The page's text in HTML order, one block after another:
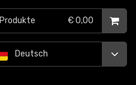
Deutsch
Produkte € 0,00